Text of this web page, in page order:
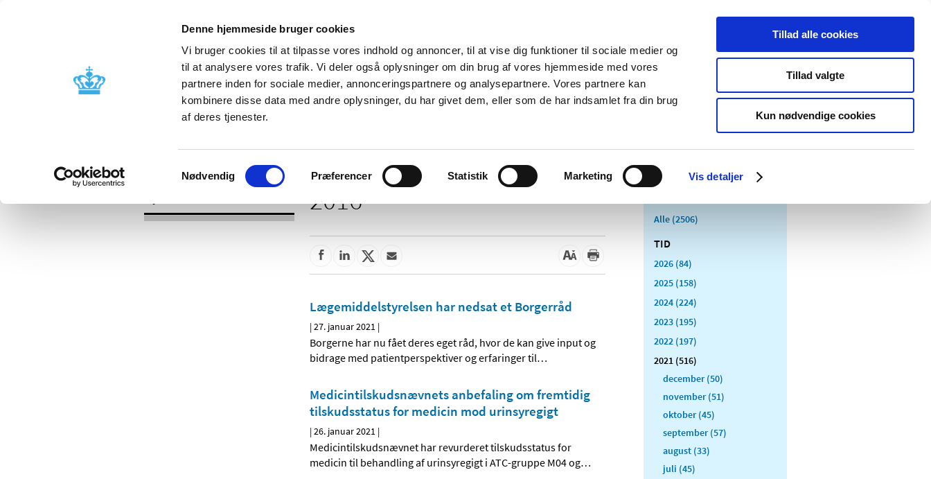
Denne hjemmeside bruger cookies
Vi bruger cookies til at tilpasse vores indhold og annoncer, til at vise dig funktioner til sociale medier og
til at analysere vores trafik. Vi deler også oplysninger om din brug af vores hjemmeside med vores
partnere inden for sociale medier, annonceringspartnere og analysepartnere. Vores partnere kan
kombinere disse data med andre oplysninger, du har givet dem, eller som de har indsamlet fra din brug
af deres tjenester.
Samtykkevalg
Nødvendig Præferencer Statistik Marketing Vis detaljer
Tillad alle cookies
Tillad valgte
Kun nødvendige cookies
Nyheder Om os Kontakt Udgivelser
Godkendelse og
Bivirkninger og
produktinformation
Tilskud og
Apoteker og salg af
Medicinsk
Særlige
produktområder
2016
Lægemiddelstyrelsen har nedsat et Borgerråd
|27. januar 2021 |
Borgerne har nu fået deres eget råd, hvor de kan give input og
bidrage med patientperspektiver og erfaringer til…
Medicintilskudsnævnets anbefaling om fremtidig
tilskudsstatus for medicin mod urinsyregigt
|26. januar 2021 |
Medicintilskudsnævnet har revurderet tilskudsstatus for
medicin til behandling af urinsyregigt i ATC-gruppe M04 og…
Alle (2506)
TID
2026 (84)
2025 (158)
2024 (224)
2023 (195)
2022 (197)
2021 (516)
december (50)
november (51)
oktober (45)
september (57)
august (33)
juli (45)